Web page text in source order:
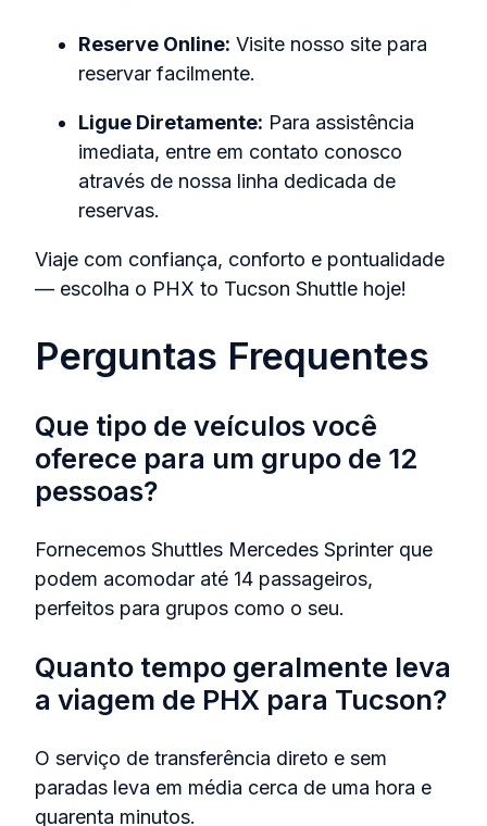
Reserve Online: Visite nosso site para
reservar facilmente.
Ligue Diretamente: Para assistência
imediata, entre em contato conosco
através de nossa linha dedicada de
reservas.
Viaje com confiança, conforto e pontualidade
— escolha o PHX to Tucson Shuttle hoje!
Perguntas Frequentes
Que tipo de veículos você
oferece para um grupo de 12
pessoas?
Fornecemos Shuttles Mercedes Sprinter que
podem acomodar até 14 passageiros,
perfeitos para grupos como o seu.
Quanto tempo geralmente leva
a viagem de PHX para Tucson?
O serviço de transferência direto e sem
paradas leva em média cerca de uma hora e
quarenta minutos.